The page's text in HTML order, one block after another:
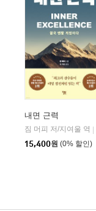
내면 근력
짐 머피 저/지여울 역
15,400원 (0% 할인)